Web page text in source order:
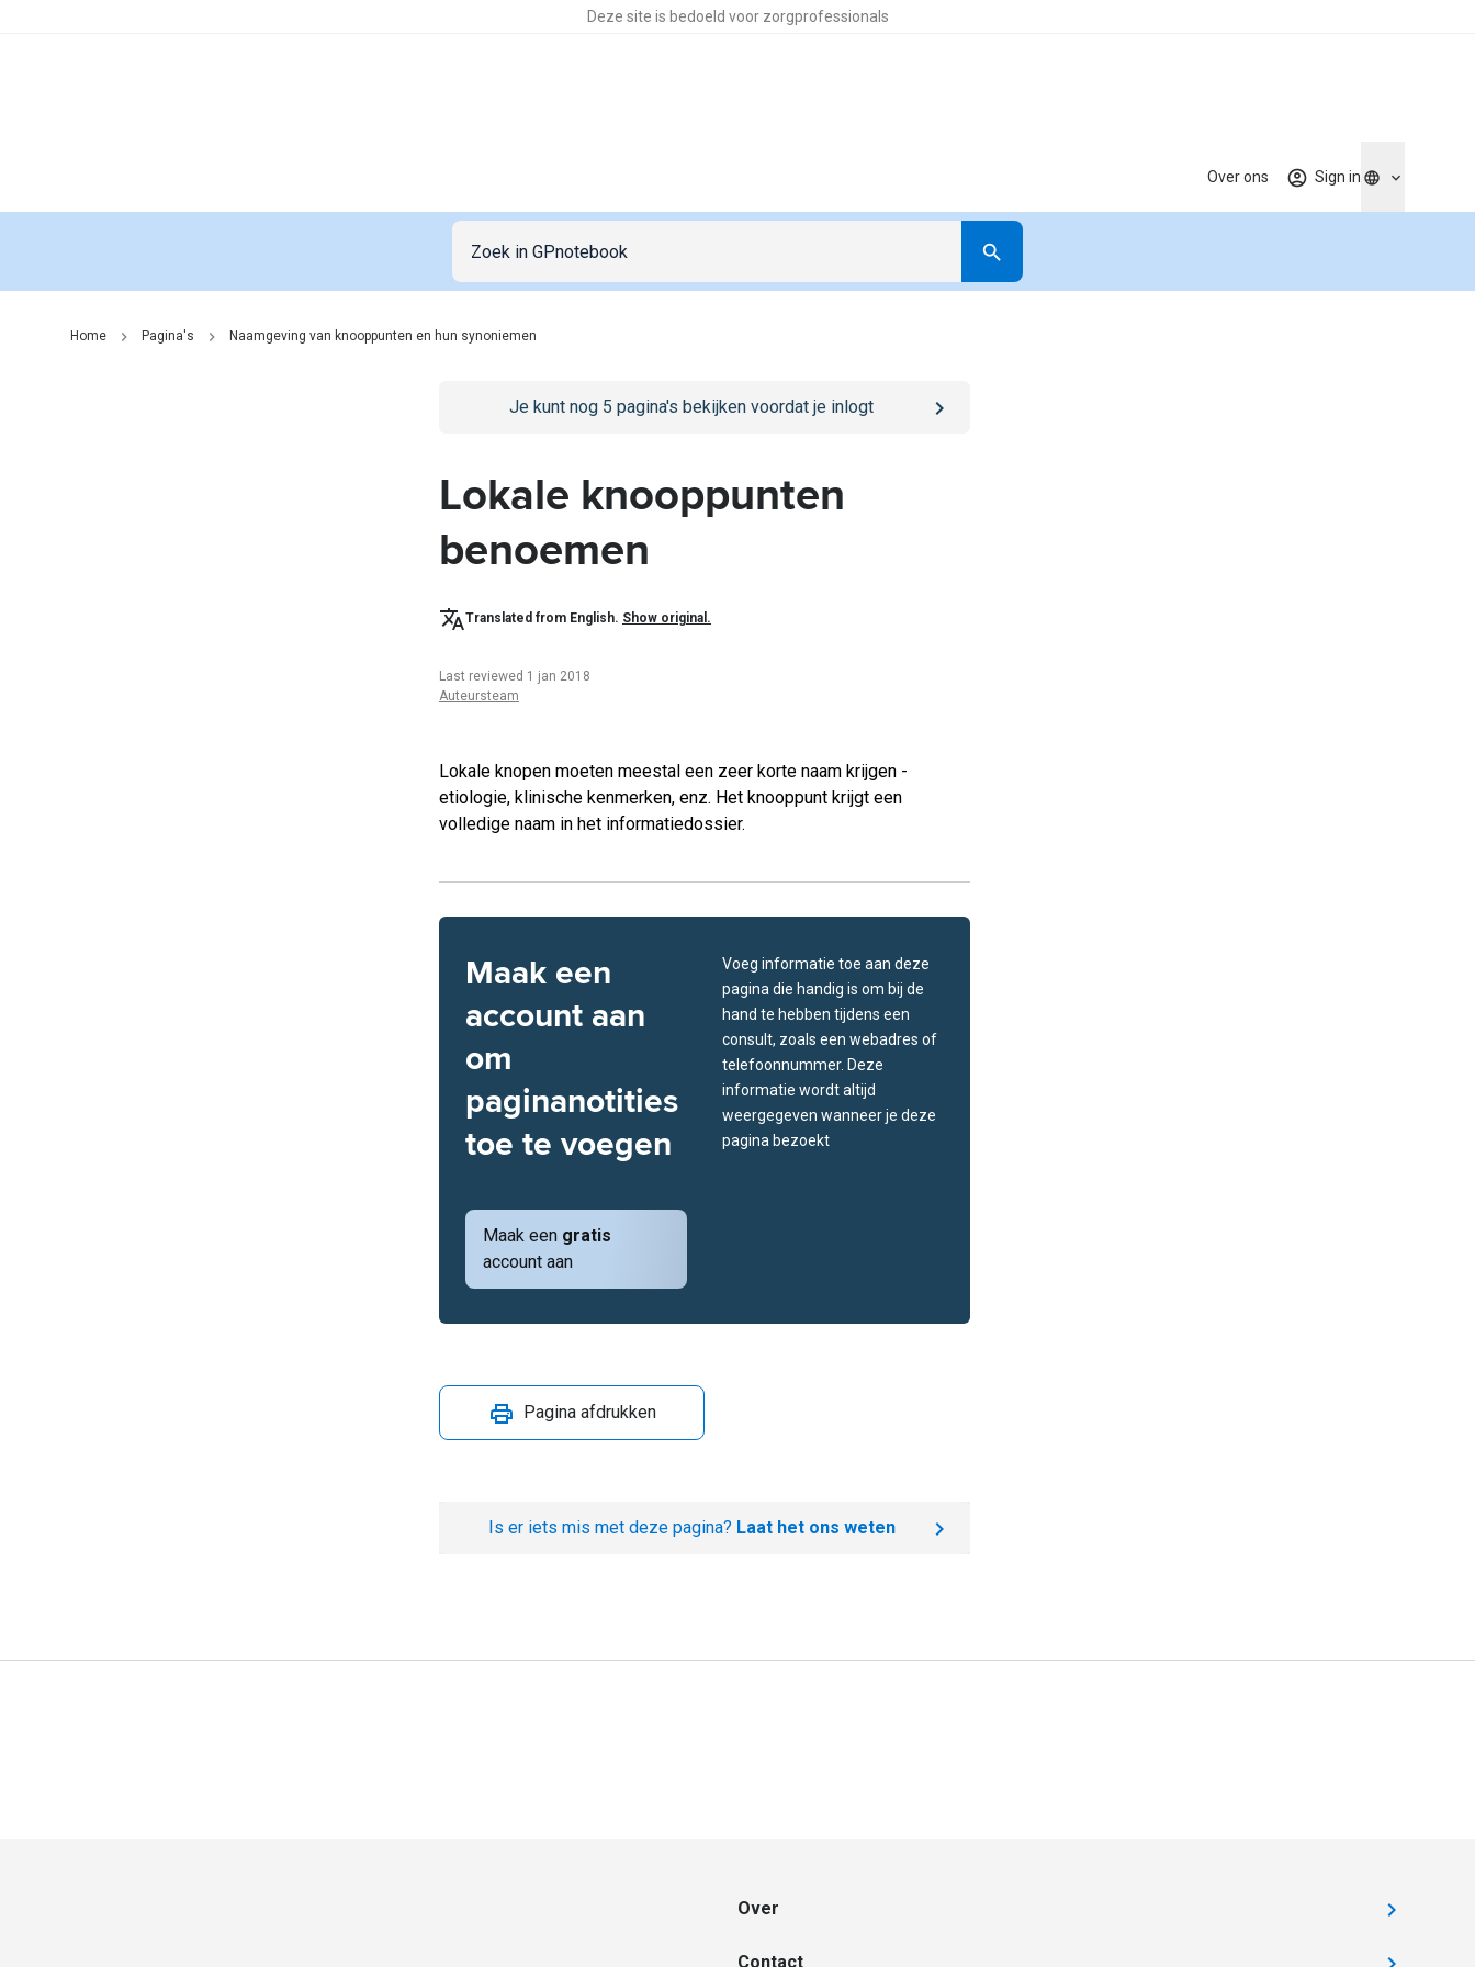
Deze site is bedoeld voor zorgprofessionals
Over ons Sign in
Home Pagina's Naamgeving van knooppunten en hun synoniemen
/sign-inpage
Je kunt nog 5 pagina's bekijken voordat je inlogt
Lokale knooppunten
benoemen
Translated from English. Show original.
Last reviewed 1 jan 2018
Auteursteam
Lokale knopen moeten meestal een zeer korte naam krijgen -
etiologie, klinische kenmerken, enz. Het knooppunt krijgt een
volledige naam in het informatiedossier.
Maak een
account aan
om
paginanotities
toe te voegen
Maak een gratis
account aan
Voeg informatie toe aan deze
pagina die handig is om bij de
hand te hebben tijdens een
consult, zoals een webadres of
telefoonnummer. Deze
informatie wordt altijd
weergegeven wanneer je deze
pagina bezoekt
Pagina afdrukken
Is er iets mis met deze pagina? Laat het ons weten
Over
Contact